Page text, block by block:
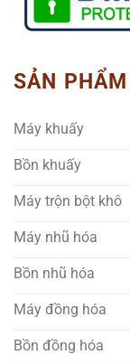
SẢN PHẨM
Máy khuấy
Bồn khuấy
Máy trộn bột khô
Máy nhũ hóa
Bồn nhũ hóa
Máy đồng hóa
Bồn đồng hóa